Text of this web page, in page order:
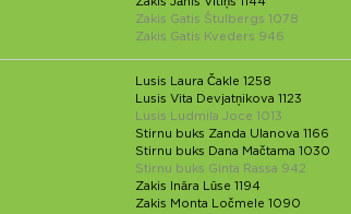
Zakis Gatis Štulbergs 1078
Zakis Gatis Kveders 946
Lusis Laura Čakle 1258
Lusis Vita Devjatņikova 1123
Lusis Ludmila Joce 1013
Stirnu buks Zanda Ulanova 1166
Stirnu buks Dana Mačtama 1030
Stirnu buks Ginta Rassa 942
Zakis Ināra Lūse 1194
Zakis Monta Ločmele 1090